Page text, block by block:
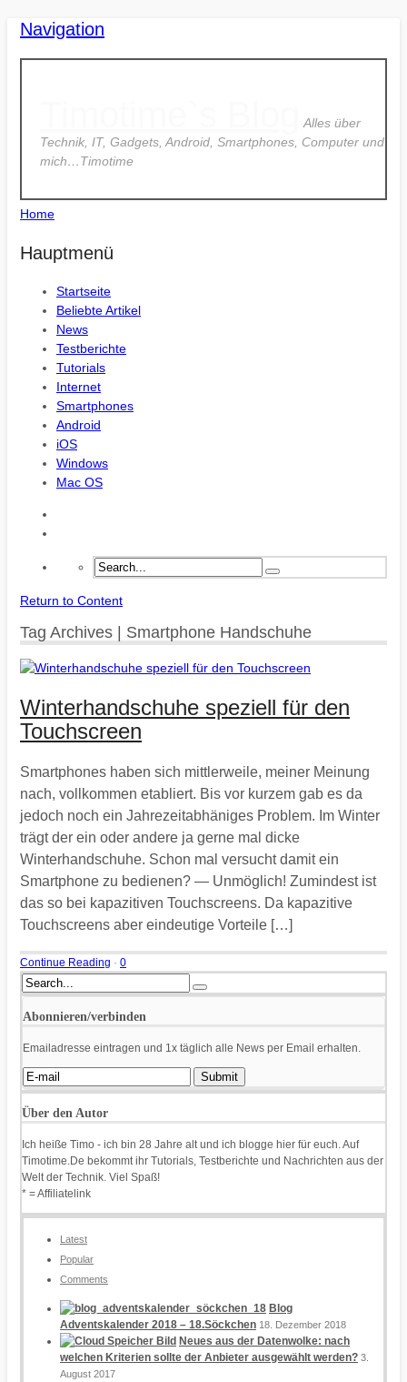
Navigation
Alles über
Technik, IT, Gadgets, Android, Smartphones, Computer und
mich…Timotime
Home
Hauptmenü
Startseite
Beliebte Artikel
News
Testberichte
Tutorials
Internet
Smartphones
Android
iOS
Windows
Mac OS
Return to Content
Tag Archives | Smartphone Handschuhe
Winterhandschuhe speziell für den
Touchscreen
Smartphones haben sich mittlerweile, meiner Meinung
nach, vollkommen etabliert. Bis vor kurzem gab es da
jedoch noch ein Jahrezeitabhäniges Problem. Im Winter
trägt der ein oder andere ja gerne mal dicke
Winterhandschuhe. Schon mal versucht damit ein
Smartphone zu bedienen? — Unmöglich! Zumindest ist
das so bei kapazitiven Touchscreens. Da kapazitive
Touchscreens aber eindeutige Vorteile […]
Continue Reading · 0
Abonnieren/verbinden
Emailadresse eintragen und 1x täglich alle News per Email erhalten.
Über den Autor
Ich heiße Timo - ich bin 28 Jahre alt und ich blogge hier für euch. Auf
Timotime.De bekommt ihr Tutorials, Testberichte und Nachrichten aus der
Welt der Technik. Viel Spaß!
* = Affiliatelink
Latest
Popular
Comments
Blog
Adventskalender 2018 – 18.Söckchen 18. Dezember 2018
Neues aus der Datenwolke: nach
welchen Kriterien sollte der Anbieter ausgewählt werden? 3.
August 2017